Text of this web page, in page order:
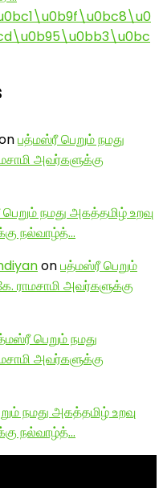
பத்மஸ்ரீ பெறும் நமது
அவர்களுக்கு
நமது அகத்தமிழ் உறவு
நல்வாழ்த்…
onபத்மஸ்ரீ பெறும்
ராமசாமி அவர்களுக்கு
பெறும் நமது
அவர்களுக்கு
நமது அகத்தமிழ் உறவு
நல்வாழ்த்…